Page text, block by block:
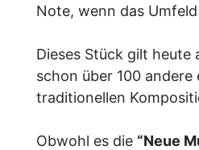
Note, wenn das
Dieses Stück gilt heute
schon über 100
traditionellen
Obwohl es die “Neue